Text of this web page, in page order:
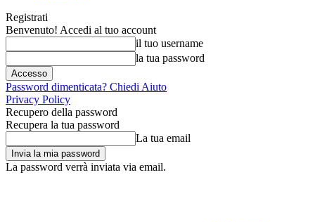
Registrati
Benvenuto! Accedi al tuo account
il tuo username
la tua password
Password dimenticata? Chiedi Aiuto
Privacy Policy
Recupero della password
Recupera la tua password
La tua email
La password verrà inviata via email.